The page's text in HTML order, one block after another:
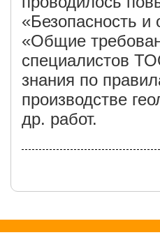
«Безопасность и
«Общие
специалистов
знания по
производстве
др. работ.